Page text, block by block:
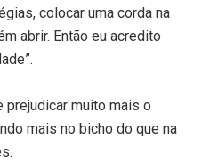
colocar uma corda na
abrir. Então eu acredito
prejudicar muito mais o
mais no bicho do que na